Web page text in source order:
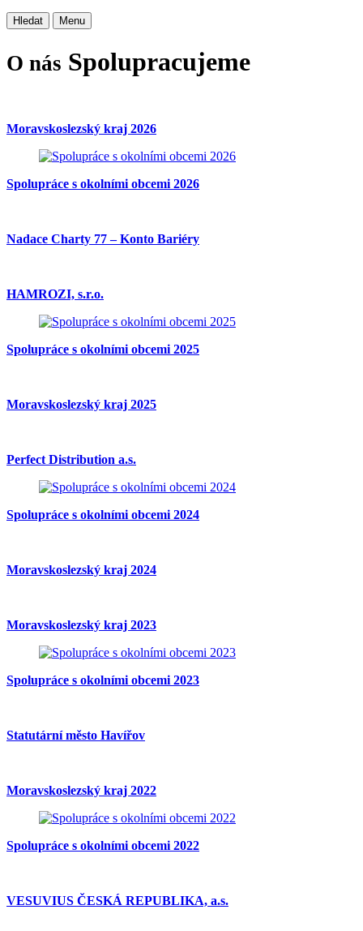
Hledat Menu
O nás Spolupracujeme
Moravskoslezský kraj 2026
Spolupráce s okolními obcemi 2026
Nadace Charty 77 – Konto Bariéry
HAMROZI, s.r.o.
Spolupráce s okolními obcemi 2025
Moravskoslezský kraj 2025
Perfect Distribution a.s.
Spolupráce s okolními obcemi 2024
Moravskoslezský kraj 2024
Moravskoslezský kraj 2023
Spolupráce s okolními obcemi 2023
Statutární město Havířov
Moravskoslezský kraj 2022
Spolupráce s okolními obcemi 2022
VESUVIUS ČESKÁ REPUBLIKA, a.s.